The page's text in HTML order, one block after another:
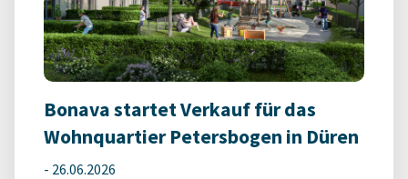
Bonava startet Verkauf für das
Wohnquartier Petersbogen in Düren
- 26.06.2026